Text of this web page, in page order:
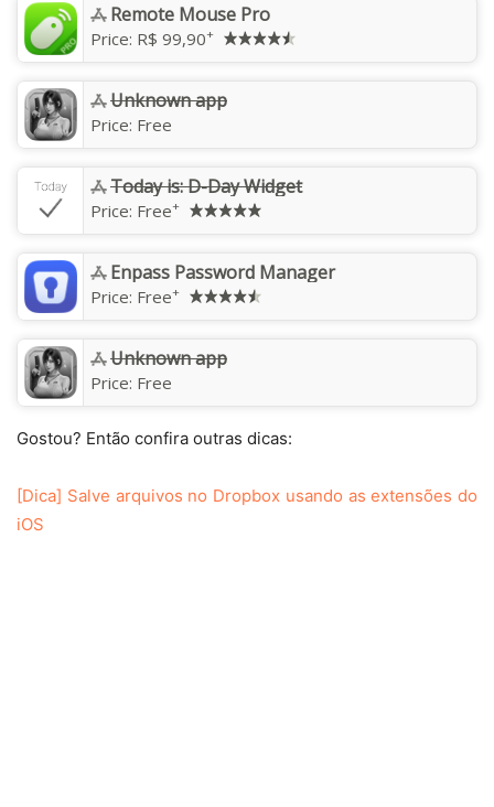
Remote Mouse Pro
Price: R$ 99,90+
Unknown app
Price: Free
‎Today is: D-Day Widget
Price: Free+
Enpass Password Manager
Price: Free+
Unknown app
Price: Free
Gostou? Então confira outras dicas:
[Dica] Salve arquivos no Dropbox usando as extensões do
iOS